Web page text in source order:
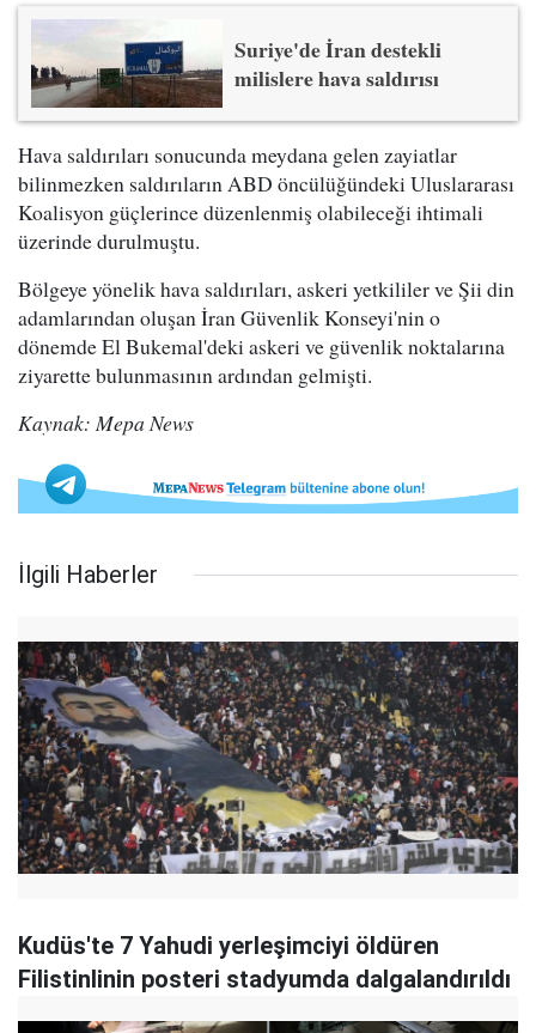
Suriye'de İran destekli
milislere hava saldırısı
Hava saldırıları sonucunda meydana gelen zayiatlar
bilinmezken saldırıların ABD öncülüğündeki Uluslararası
Koalisyon güçlerince düzenlenmiş olabileceği ihtimali
üzerinde durulmuştu.
Bölgeye yönelik hava saldırıları, askeri yetkililer ve Şii din
adamlarından oluşan İran Güvenlik Konseyi'nin o
dönemde El Bukemal'deki askeri ve güvenlik noktalarına
ziyarette bulunmasının ardından gelmişti.
Kaynak: Mepa News
İlgili Haberler
Kudüs'te 7 Yahudi yerleşimciyi öldüren
Filistinlinin posteri stadyumda dalgalandırıldı